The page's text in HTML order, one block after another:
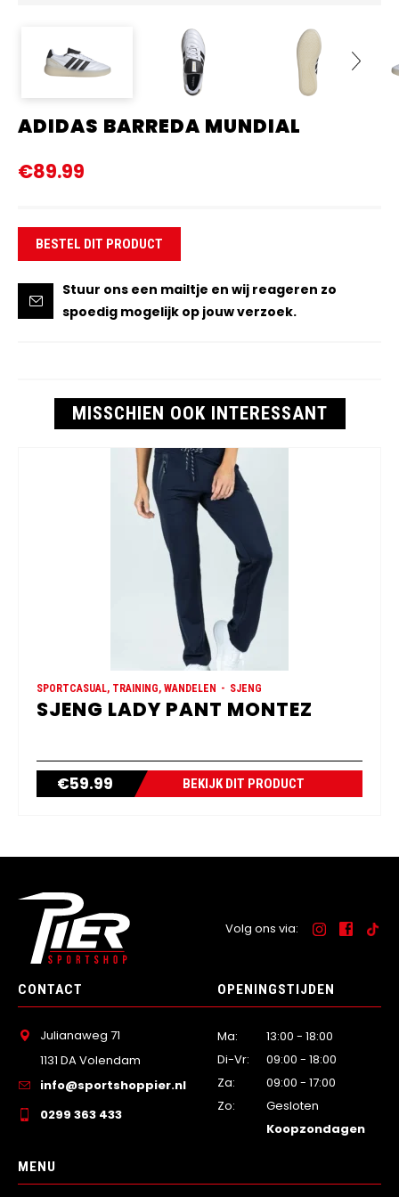
ADIDAS BARREDA MUNDIAL
€89.99
BESTEL DIT PRODUCT
Stuur ons een mailtje en wij reageren zo
spoedig mogelijk op jouw verzoek.
MISSCHIEN OOK INTERESSANT
SPORTCASUAL, TRAINING, WANDELEN SJENG
SJENG LADY PANT MONTEZ
€59.99 BEKIJK DIT PRODUCT
Volg ons via:
CONTACT
Julianaweg 71
1131 DA Volendam
info@sportshoppier.nl
0299 363 433
OPENINGSTIJDEN
Ma:
13:00 - 18:00
Di-Vr:
09:00 - 18:00
Za:
09:00 - 17:00
Zo:
Gesloten
Koopzondagen
MENU